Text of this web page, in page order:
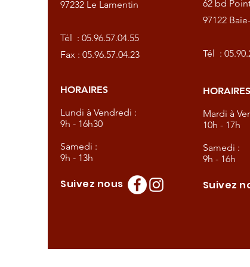
97232 Le Lamentin
Tél :05.96.57.04.55
Fax : 05.96.57.04.23
HORAIRES
Lundi à Vendredi :
9h - 16h30
Samedi :
9h - 13h
Suivez nous
62 bd
97122
Tél :
HORAIRES
Mardi à
10h - 17h
Samedi :
9h - 16h
Suivez